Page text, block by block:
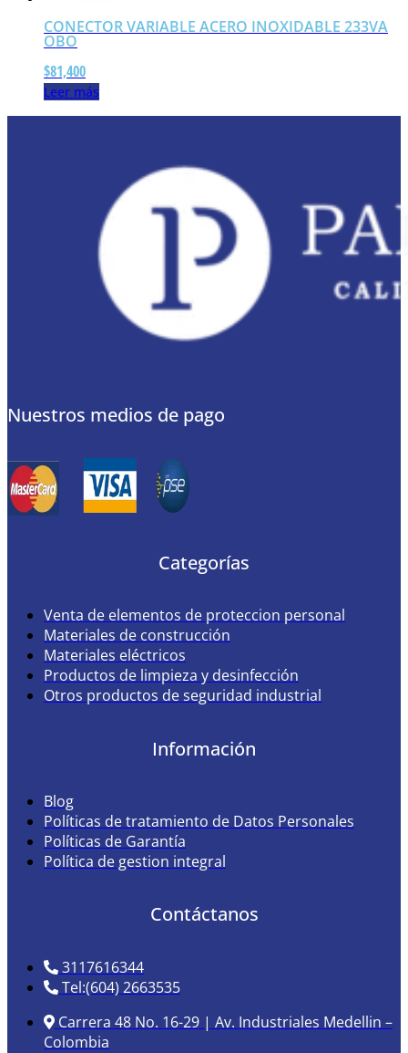
CONECTOR VARIABLE ACERO INOXIDABLE 233VA
OBO
$81,400
Leer más
Nuestros medios de pago
Categorías
Venta de elementos de proteccion personal
Materiales de construcción
Materiales eléctricos
Productos de limpieza y desinfección
Otros productos de seguridad industrial
Información
Blog
Políticas de tratamiento de Datos Personales
Políticas de Garantía
Política de gestion integral
Contáctanos
3117616344
Tel:(604) 2663535
Carrera 48 No. 16-29 | Av. Industriales Medellin –
Colombia